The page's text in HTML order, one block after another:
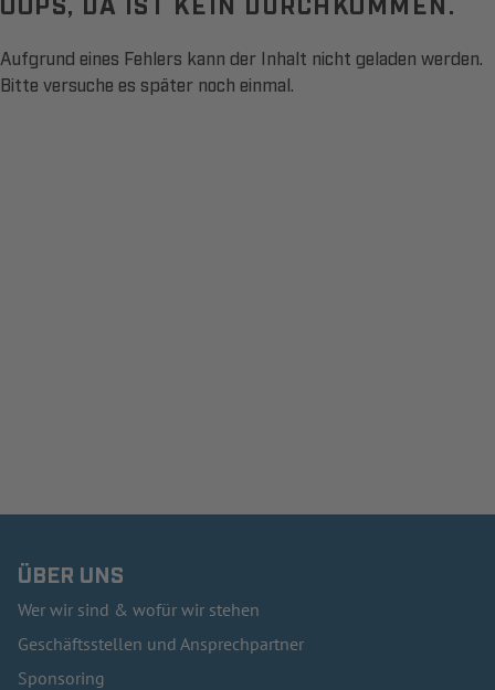
Aufgrund eines Fehlers kann der Inhalt nicht geladen werden.
Bitte versuche es später noch einmal.
ÜBER UNS
Wer wir sind & wofür wir stehen
Geschäftsstellen und Ansprechpartner
Sponsoring